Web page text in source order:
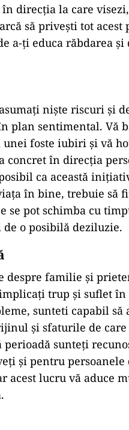
în direcția la care
să privești tot acest
a-ți educa răbdarea și
niște riscuri și
plan sentimental. Vă
foste iubiri și vă
concret în direcția
ca această
în bine, trebuie să
se pot schimba cu
de o posibilă deziluzie.
despre familie și
implicați trup și suflet
sunteti capabil să
și sfaturile de care
perioadă sunteți
și pentru
acest lucru vă aduce